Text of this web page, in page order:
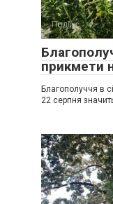
Події
прикмети
Благополуччя в
22 серпня